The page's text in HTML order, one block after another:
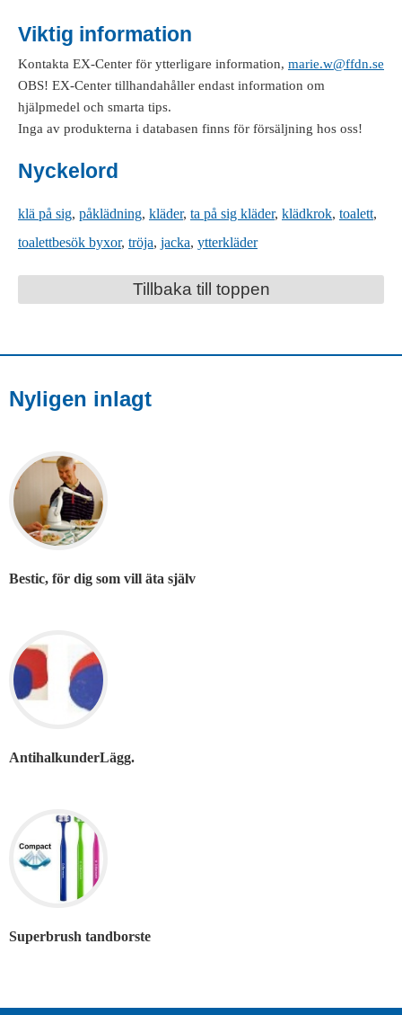
Viktig information
Kontakta EX-Center för ytterligare information, marie.w@ffdn.se
OBS! EX-Center tillhandahåller endast information om
hjälpmedel och smarta tips.
Inga av produkterna i databasen finns för försäljning hos oss!
Nyckelord
klä på sig, påklädning, kläder, ta på sig kläder, klädkrok, toalett,
toalettbesök byxor, tröja, jacka, ytterkläder
Tillbaka till toppen
Nyligen inlagt
Bestic, för dig som vill äta själv
AntihalkunderLägg.
Superbrush tandborste